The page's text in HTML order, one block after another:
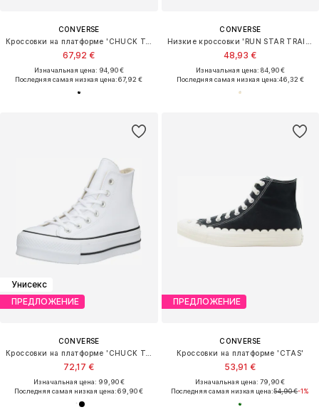
CONVERSE
67,92 €
Изначальная цена: 94,90 €
Последняя самая низкая цена:67,92 €
CONVERSE
48,93 €
Изначальная цена: 84,90 €
Последняя самая низкая цена:46,32 €
Унисекс
ПРЕДЛОЖЕНИЕ
CONVERSE
72,17 €
Изначальная цена: 99,90 €
Последняя самая низкая цена:69,90 €
ПРЕДЛОЖЕНИЕ
CONVERSE
Кроссовки на платформе 'CTAS'
53,91 €
Изначальная цена: 79,90 €
Последняя самая низкая цена:54,90 €-1%